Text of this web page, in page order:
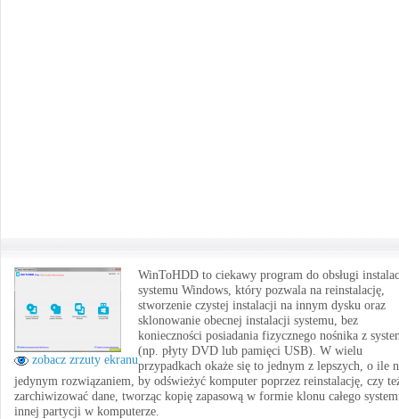
zobacz zrzuty ekranu
WinToHDD to ciekawy program do obsługi
systemu Windows, który pozwala na reinstalację,
stworzenie czystej instalacji na innym dysku oraz
sklonowanie obecnej instalacji systemu, bez
konieczności posiadania fizycznego nośnika z
(np. płyty DVD lub pamięci USB). W wielu
przypadkach okaże się to jednym z lepszych, o ile
jedynym rozwiązaniem, by odświeżyć komputer poprzez reinstalację, czy
zarchiwizować dane, tworząc kopię zapasową w formie klonu całego
innej partycji w komputerze.